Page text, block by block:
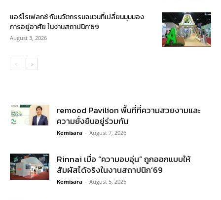
แอร์โรเฟลกซ์ กับนวัตกรรมฉนวนที่เปลี่ยนมุมมอง
การอยู่อาศัย ในงานสถาปนิก’69
August 3, 2026
remood Pavilion พื้นที่ที่ความสวยงามและ
ความยั่งยืนอยู่ร่วมกัน
Kemisara - August 7, 2026
Rinnai เมื่อ “ความอบอุ่น” ถูกออกแบบให้
สัมผัสได้จริงในงานสถาปนิก’69
Kemisara - August 5, 2026